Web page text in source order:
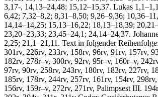
3,17-, 14,13–24,48; 15,12–15,37. Lukas
6,42; 7,32–8,2; 8,31–8,50; 9,26–9,36;
14,14–14,25; 15,13–16,22; 18,13–18,39;
23,20–23,33; 23,45–24,1; 24,14–24,37.
2,25; 21,1–21,11. Text in folgender
301rv, 226rv, 233rv, 158rv, 96rv, 91rv, 157rv,
182rv, 278r–v, 300rv, 92rv, 95r–v, 160r–v,
97rv, 90rv, 258rv, 243rv, 180rv, 183rv, 227rv,
185rv, 178rv, 244rv, 257rv, 161rv, 154rv,
156rv, 159r–v, 272rv, 271rv, Palimpsest III.